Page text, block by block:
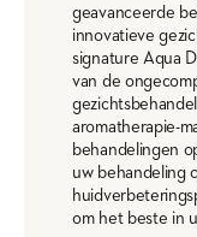
geavanceerde
innovatieve
signature Aqua
van de
aromatherapie-
behandelingen
uw behandeling
om het beste in